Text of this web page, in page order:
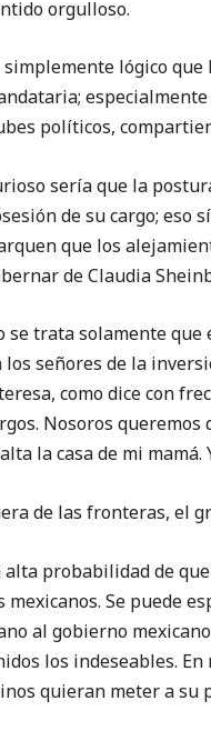
orgulloso.
simplemente lógico
políticos,
sería que la
de su cargo; eso
que los
de Claudia
se trata solamente
los señores de la
como dice con
Nosoros
la casa de mi mamá.
de las fronteras, el
alta probabilidad de
mexicanos. Se puede
al gobierno
los indeseables.
quieran meter a su